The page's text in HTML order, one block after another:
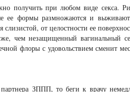
получить при любом виде секса.
ее формы размножаются и
от целостности ее
чем незащищенный вагинальный
флоры с удовольствием сменит
ЗППП, то беги к врачу